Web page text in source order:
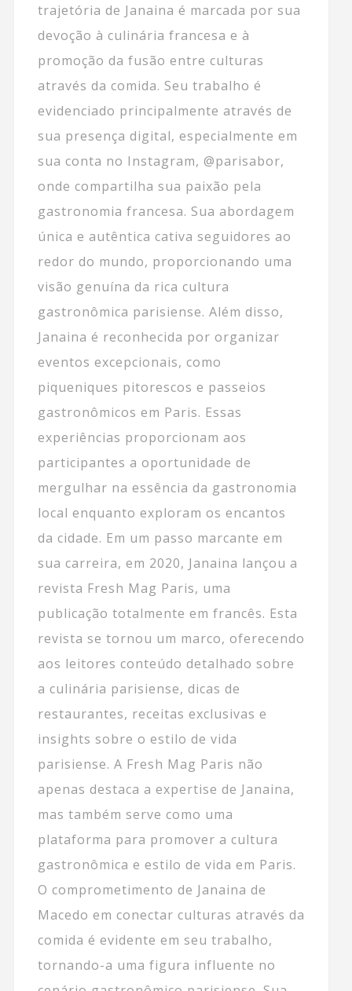
trajetória de Janaina é marcada por sua
devoção à culinária francesa e à
promoção da fusão entre culturas
através da comida. Seu trabalho é
evidenciado principalmente através de
sua presença digital, especialmente em
sua conta no Instagram, @parisabor,
onde compartilha sua paixão pela
gastronomia francesa. Sua abordagem
única e autêntica cativa seguidores ao
redor do mundo, proporcionando uma
visão genuína da rica cultura
gastronômica parisiense. Além disso,
Janaina é reconhecida por organizar
eventos excepcionais, como
piqueniques pitorescos e passeios
gastronômicos em Paris. Essas
experiências proporcionam aos
participantes a oportunidade de
mergulhar na essência da gastronomia
local enquanto exploram os encantos
da cidade. Em um passo marcante em
sua carreira, em 2020, Janaina lançou a
revista Fresh Mag Paris, uma
publicação totalmente em francês. Esta
revista se tornou um marco, oferecendo
aos leitores conteúdo detalhado sobre
a culinária parisiense, dicas de
restaurantes, receitas exclusivas e
insights sobre o estilo de vida
parisiense. A Fresh Mag Paris não
apenas destaca a expertise de Janaina,
mas também serve como uma
plataforma para promover a cultura
gastronômica e estilo de vida em Paris.
O comprometimento de Janaina de
Macedo em conectar culturas através da
comida é evidente em seu trabalho,
tornando-a uma figura influente no